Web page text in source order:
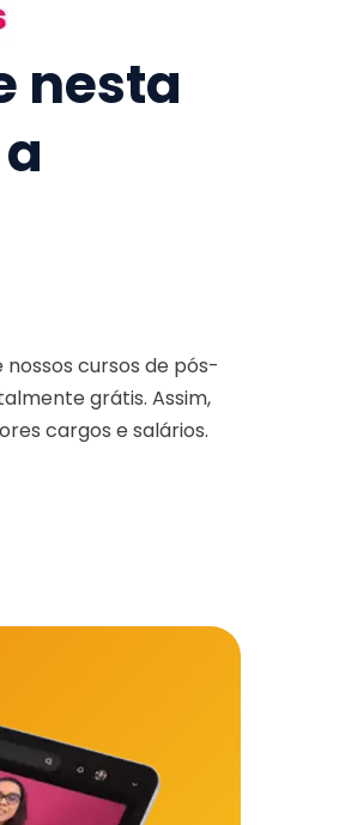
nesta
cursos de pós-
grátis. Assim,
cargos e salários.